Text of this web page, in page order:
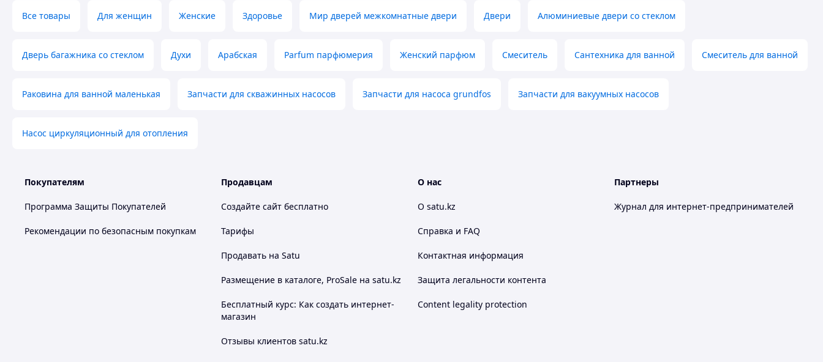
Все товары Для женщин Женские Здоровье Мир дверей межкомнатные двери Двери Алюминиевые двери со стеклом
Дверь багажника со стеклом Духи Арабская Parfum парфюмерия Женский парфюм Смеситель Сантехника для ванной Смеситель для ванной
Раковина для ванной маленькая Запчасти для скважинных насосов Запчасти для насоса grundfos Запчасти для вакуумных насосов
Насос циркуляционный для отопления
Покупателям
Программа Защиты Покупателей
Рекомендации по безопасным покупкам
Продавцам
Создайте сайт бесплатно
Тарифы
Продавать на Satu
Размещение в каталоге, ProSale на satu.kz
Бесплатный курс: Как создать интернет-
магазин
Отзывы клиентов satu.kz
О нас
О satu.kz
Справка и FAQ
Контактная информация
Защита легальности контента
Content legality protection
Партнеры
Журнал для интернет-предпринимателей